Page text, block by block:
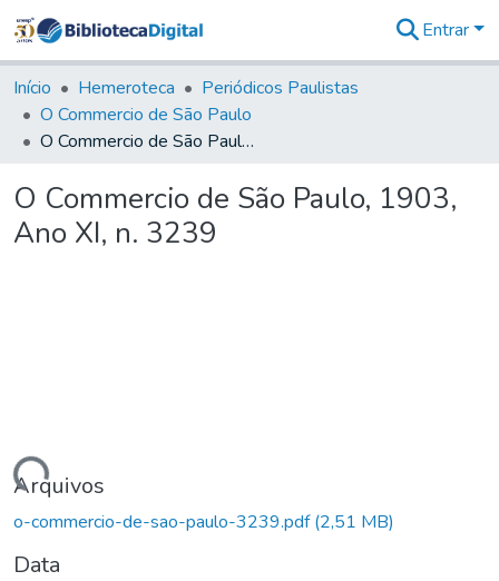
&
Coleções
Tudo na
Biblioteca
Estatísticas
Entrar
Início Hemeroteca
Periódicos Paulistas
O Commercio de São Paulo
O Commercio de São Paulo, 1903, Ano XI, n. 3239
O Commercio de São Paulo, 1903,
Ano XI, n. 3239
Arquivos
o-commercio-de-sao-paulo-3239.pdf(2,51 MB)
Data